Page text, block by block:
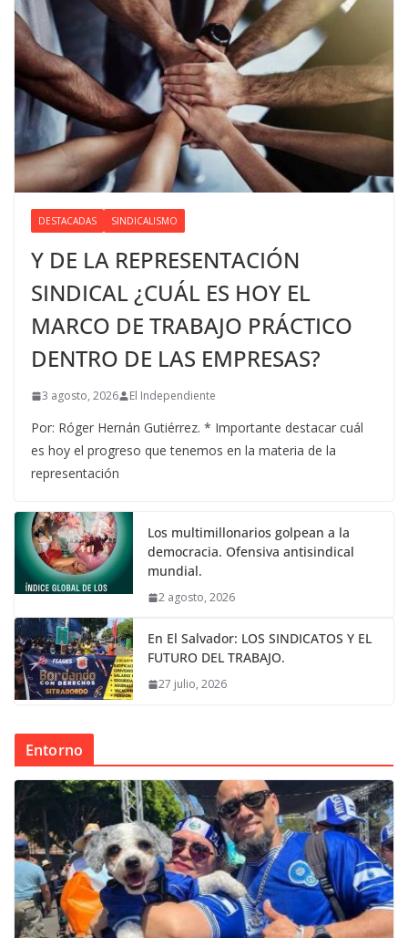
DESTACADAS SINDICALISMO
Y DE LA REPRESENTACIÓN
SINDICAL ¿CUÁL ES HOY EL
MARCO DE TRABAJO PRÁCTICO
DENTRO DE LAS EMPRESAS?
3 agosto, 2026 El Independiente
Por: Róger Hernán Gutiérrez. * Importante destacar cuál
es hoy el progreso que tenemos en la materia de la
representación
Los multimillonarios golpean a la
democracia. Ofensiva antisindical
mundial.
2 agosto, 2026
En El Salvador: LOS SINDICATOS Y EL
FUTURO DEL TRABAJO.
27 julio, 2026
Entorno